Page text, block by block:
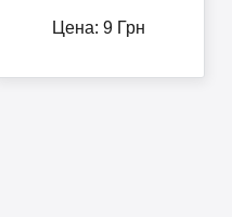
Цена: 9 Грн